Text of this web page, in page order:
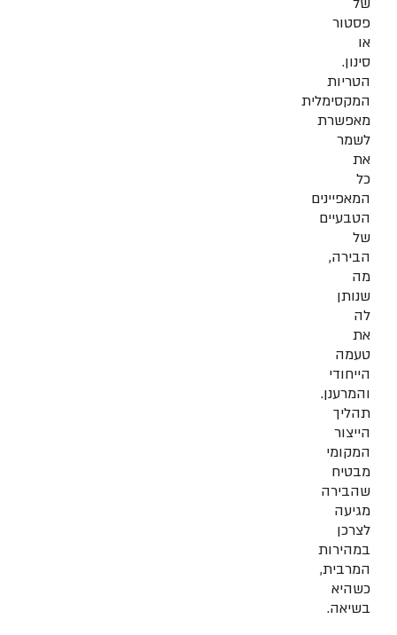
פסטור
או
סינון.
הטריות
המקסימלית
מאפשרת
לשמר
את
כל
המאפיינים
הטבעיים
של
הבירה,
מה
שנותן
לה
את
טעמה
הייחודי
והמרענן.
תהליך
הייצור
המקומי
מבטיח
שהבירה
מגיעה
לצרכן
במהירות
המרבית,
כשהיא
בשיאה.